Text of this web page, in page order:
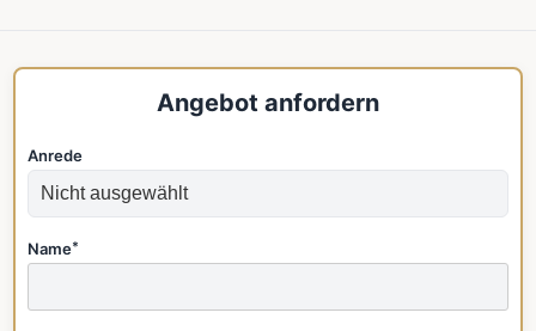
Angebot anfordern
Anrede
Name*